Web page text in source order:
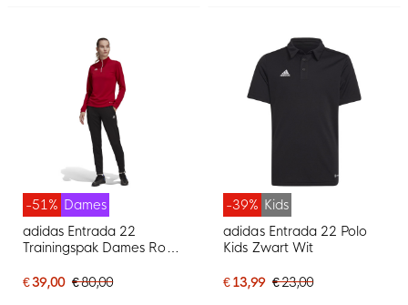
-51% Dames
adidas Entrada 22
Trainingspak Dames Rood
€ 39,00 € 80,00
-39% Kids
adidas Entrada 22 Polo
Kids Zwart Wit
€ 13,99 € 23,00